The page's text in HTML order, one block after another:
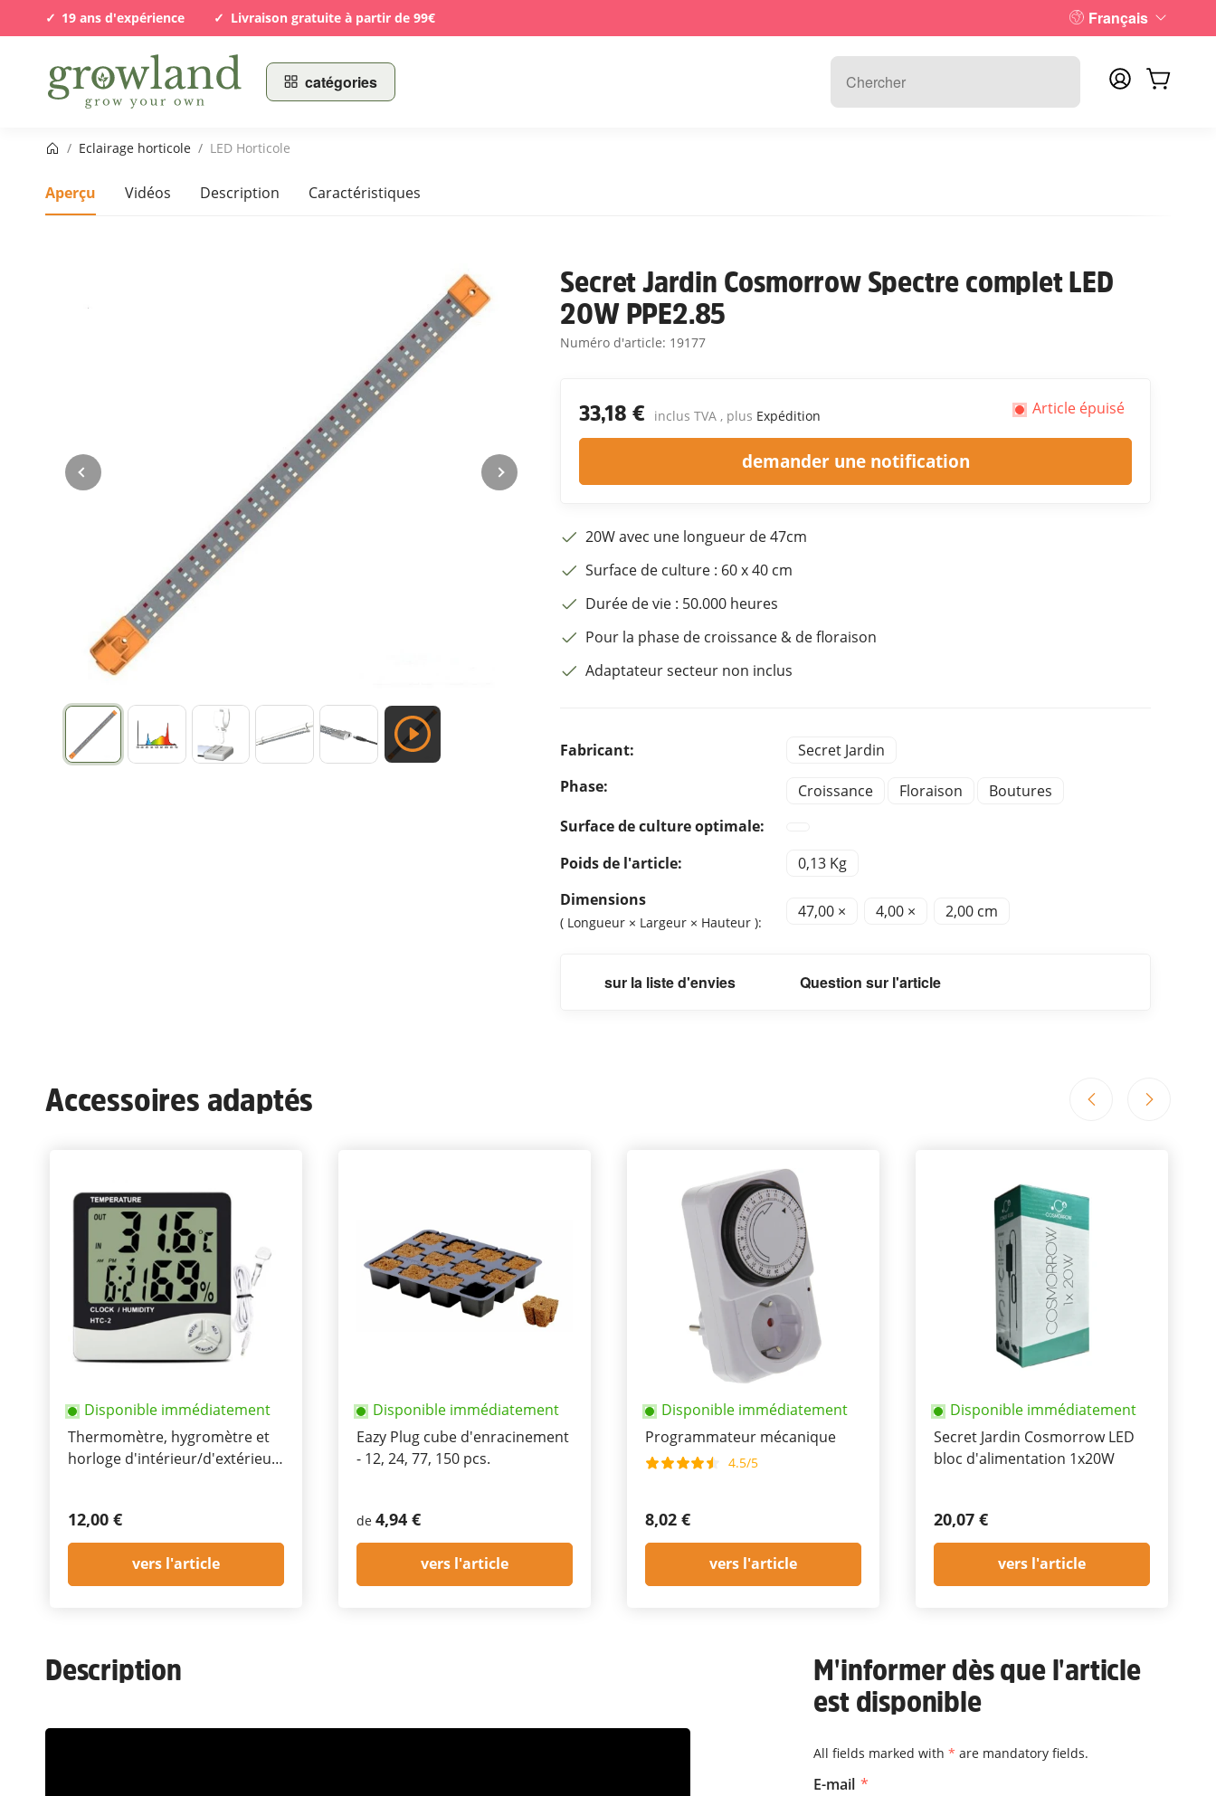
19 ans d'expérience Livraison gratuite à partir de 99€ Français
catégories
Page d’accueil
/ Eclairage horticole / LED Horticole
Aperçu Vidéos Description Caractéristiques
Secret Jardin Cosmorrow Spectre complet LED
20W PPE2.85
Numéro d'article: 19177
33,18 € inclus TVA , plus Expédition Article épuisé
demander une notification
20W avec une longueur de 47cm
Surface de culture : 60 x 40 cm
Durée de vie : 50.000 heures
Pour la phase de croissance & de floraison
Adaptateur secteur non inclus
Fabricant:
Secret Jardin
Phase:
Croissance Floraison
Boutures
Surface de culture optimale:
Poids de l'article:
0,13 Kg
Dimensions
( Longueur × Largeur × Hauteur ):
47,00 × 4,00 × 2,00 cm
sur la liste d'envies Question sur l'article
Accessoires adaptés
Disponible immédiatement
Thermomètre, hygromètre et
horloge d'intérieur/d'extérieur,
12,00 €
vers l'article
Disponible immédiatement
Eazy Plug cube d'enracinement
- 12, 24, 77, 150 pcs.
de 4,94 €
vers l'article
Disponible immédiatement
Programmateur mécanique
4.5/5
8,02 €
vers l'article
Disponible immédiatement
Secret Jardin Cosmorrow LED
bloc d'alimentation 1x20W
20,07 €
vers l'article
Description
M'informer dès que l'article
est disponible
M'informer dès que l'article
All fields marked with* are mandatory fields.
E-mail